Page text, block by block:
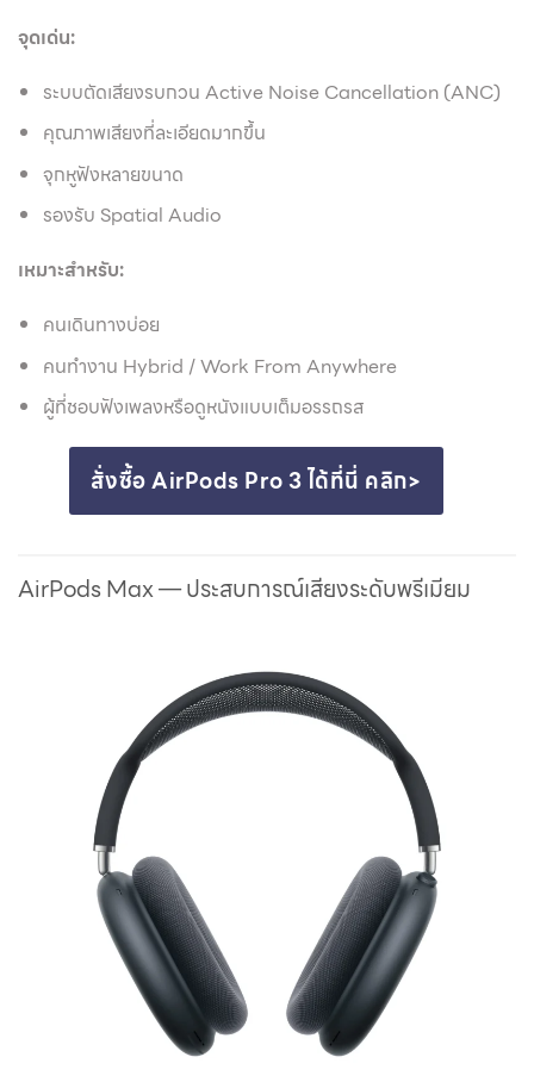
จุดเด่น:
ระบบตัดเสียงรบกวน Active Noise Cancellation (ANC)
คุณภาพเสียงที่ละเอียดมากขึ้น
จุกหูฟังหลายขนาด
รองรับ Spatial Audio
เหมาะสำหรับ:
คนเดินทางบ่อย
คนทำงาน Hybrid / Work From Anywhere
ผู้ที่ชอบฟังเพลงหรือดูหนังแบบเต็มอรรถรส
สั่งซื้อ AirPods Pro 3 ได้ที่นี่ คลิก>
AirPods Max — ประสบการณ์เสียงระดับพรีเมียม